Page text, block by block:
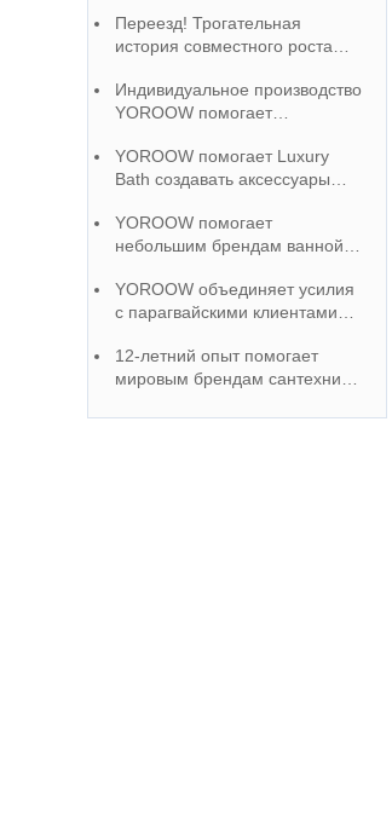
на рынок и получить высокую
оценку.
Переезд! Трогательная
история совместного роста
смесителей и китайской
фабрики
Индивидуальное производство
YOROOW помогает
создавать уникальный имидж
бренда
YOROOW помогает Luxury
Bath создавать аксессуары
класса, а сертификация
качества завоевывает
YOROOW помогает
небольшим брендам ванной
OEM-сервис полная
поддержка
YOROOW объединяет усилия
с парагвайскими клиентами
высококачественных и
экономически эффективных
12-летний опыт помогает
мировым брендам сантехники
OEM-сотрудничества